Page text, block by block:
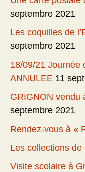
septembre 2021
Les coquilles de
septembre 2021
18/09/21 Journée
ANNULEE 11
GRIGNON vendu
septembre 2021
Rendez-vous à «
Les collections de
Visite scolaire à